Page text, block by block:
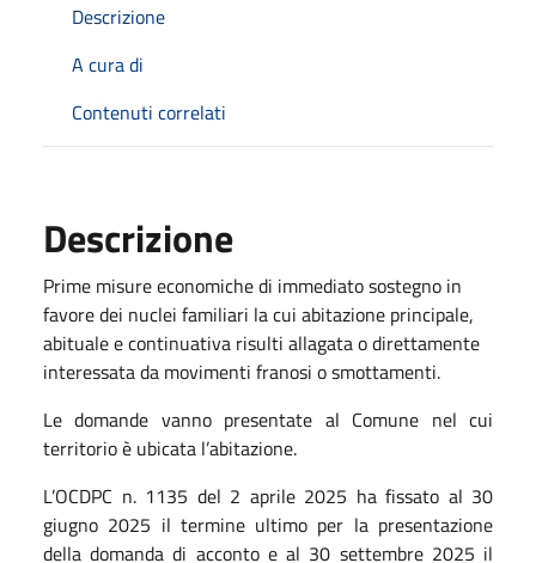
Descrizione
A cura di
Contenuti correlati
Descrizione
Prime misure economiche di immediato sostegno in
favore dei nuclei familiari la cui abitazione principale,
abituale e continuativa risulti allagata o direttamente
interessata da movimenti franosi o smottamenti.
Le domande vanno presentate al Comune nel cui
territorio è ubicata l’abitazione.
L’OCDPC n. 1135 del 2 aprile 2025 ha fissato al 30
giugno 2025 il termine ultimo per la presentazione
della domanda di acconto e al 30 settembre 2025 il